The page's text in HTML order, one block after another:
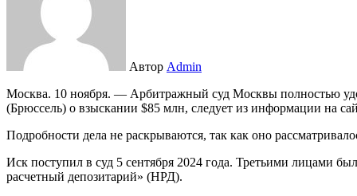
Автор Admin
Москва. 10 ноября. — Арбитражный суд Москвы полностью удовлетворил иск «Транснефти» к Euroclear Bank SA/NV
(Брюссель) о взыскании $85 млн, следует из информации на
Подробности дела не раскрываются, так как оно
Иск поступил в суд 5 сентября 2024 года. Третьими лицами
расчетный депозитарий» (НРД).